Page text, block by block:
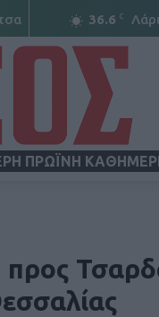
36.6 C
ΠΡΩΪΝΗ